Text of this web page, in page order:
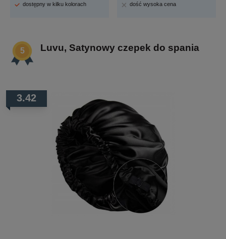
dostępny w kilku kolorach
dość wysoka cena
Luvu, Satynowy czepek do spania
3.42